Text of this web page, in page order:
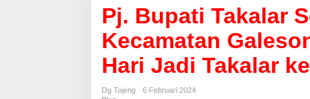
B
u
p
a
t
Pj. Bupati Takalar
Kecamatan
Hari Jadi Takalar
Dg Tojeng
6 Februari 2024